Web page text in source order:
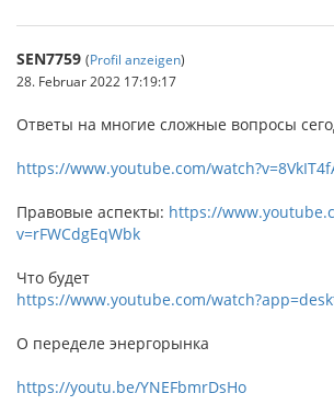
SEN7759 (Profil anzeigen)
28. Februar 2022 17:19:17
Ответы на многие сложные вопросы
https://www.youtube.com/
Правовые аспекты: https://
v=rFWCdgEqWbk
Что будет
https://www.youtube.com/
О переделе энергорынка
https://youtu.be/YNEFbmrDsHo